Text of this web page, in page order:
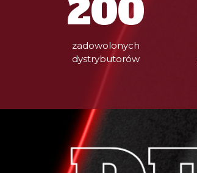
200
zadowolonych
dystrybutorów